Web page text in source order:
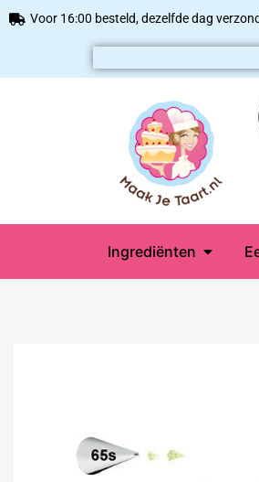
Voor 16:00 besteld, dezelfde dag
Ingrediënten